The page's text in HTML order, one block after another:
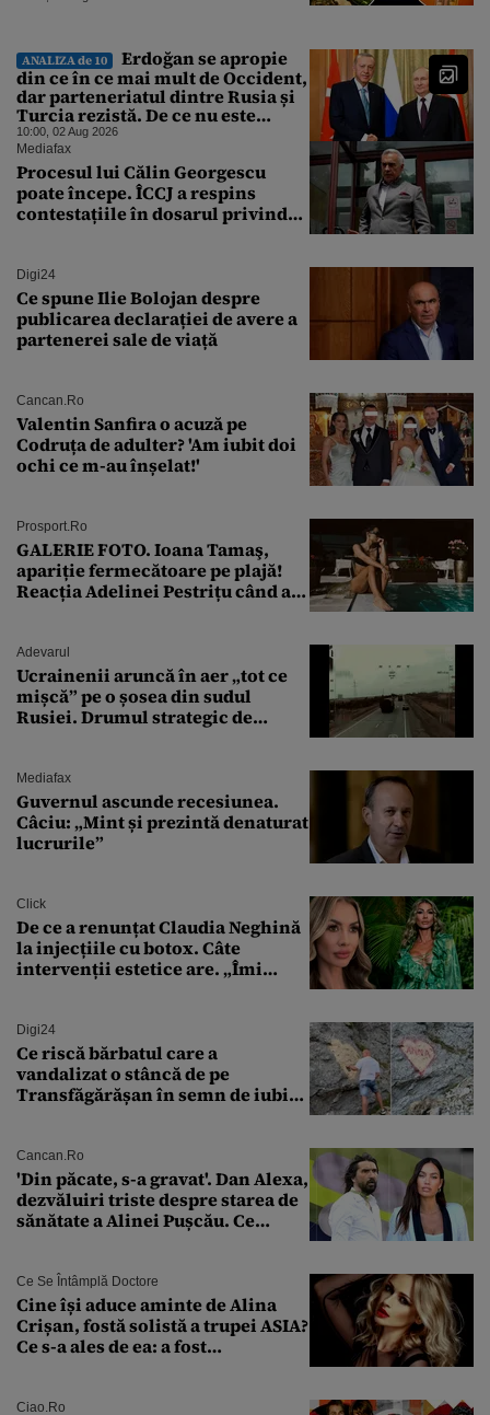
ANALIZA de 10
Erdoğan se apropie
din ce în ce mai mult de Occident,
dar parteneriatul dintre Rusia și
Turcia rezistă. De ce nu este
Moscova îngrijorată de
orientarea spre vest a Ankarei
10:00, 02 Aug 2026
Mediafax
Procesul lui Călin Georgescu
poate începe. ÎCCJ a respins
contestațiile în dosarul privind
Digi24
Ce spune Ilie Bolojan despre
publicarea declarației de avere a
partenerei sale de viață
Cancan.ro
Valentin Sanfira o acuză pe
Codruța de adulter? 'Am iubit doi
ochi ce m-au înșelat!'
Prosport.ro
GALERIE FOTO. Ioana Tamaş,
apariție fermecătoare pe plajă!
Reacția Adelinei Pestrițu când a
Adevarul
Ucrainenii aruncă în aer „tot ce
mișcă” pe o șosea din sudul
Rusiei. Drumul strategic de
Mediafax
Guvernul ascunde recesiunea.
Câciu: „Mint și prezintă denaturat
lucrurile”
Click
De ce a renunțat Claudia Neghină
la injecțiile cu botox. Câte
intervenții estetice are. „Îmi
Digi24
Ce riscă bărbatul care a
vandalizat o stâncă de pe
Transfăgărășan în semn de iubire
Cancan.ro
'Din păcate, s-a gravat'. Dan Alexa,
dezvăluiri triste despre starea de
sănătate a Alinei Pușcău. Ce
Ce Se Întâmplă Doctore
Cine își aduce aminte de Alina
Crișan, fostă solistă a trupei ASIA?
Ce s-a ales de ea: a fost
Ciao.ro